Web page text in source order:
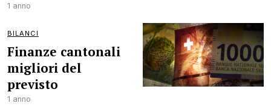
1 anno
BILANCI
Finanze cantonali
migliori del
previsto
1 anno